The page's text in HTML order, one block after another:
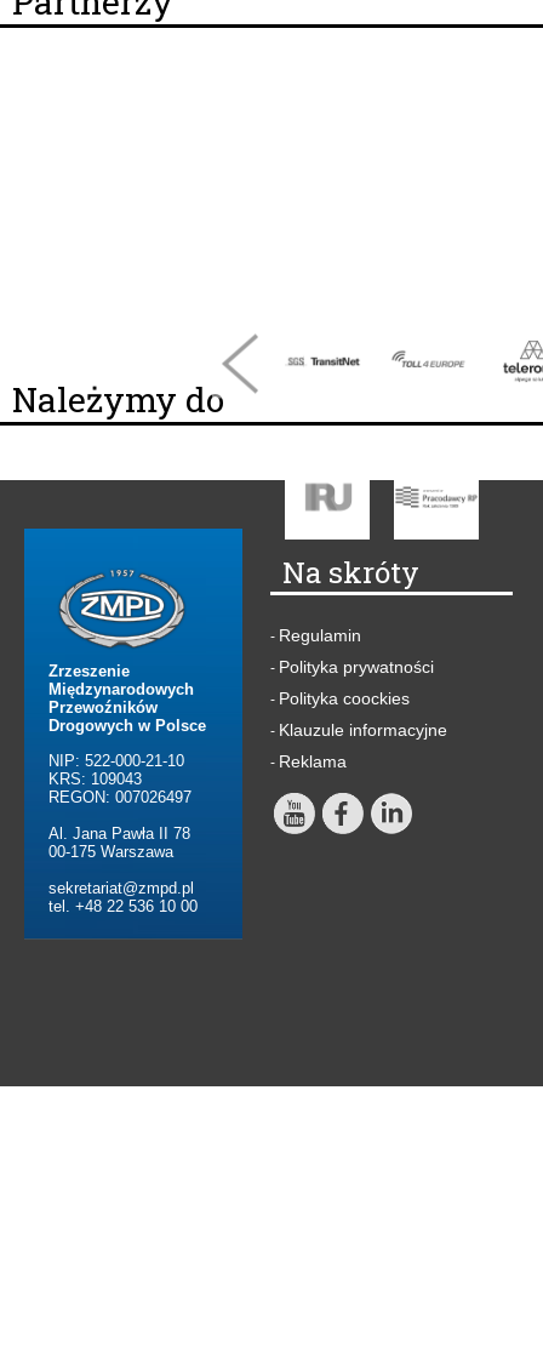
Należymy do
Zrzeszenie
Międzynarodowych
Przewoźników
Drogowych w Polsce
NIP: 522-000-21-10
KRS: 109043
REGON: 007026497
Al. Jana Pawła II 78
00-175 Warszawa
sekretariat@zmpd.pl
tel. +48 22 536 10 00
Na skróty
- Regulamin
- Polityka prywatności
- Polityka coockies
- Klauzule informacyjne
- Reklama